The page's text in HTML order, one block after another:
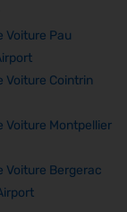
Voiture Pau
Voiture Cointrin
Voiture Montpellier
Voiture Bergerac